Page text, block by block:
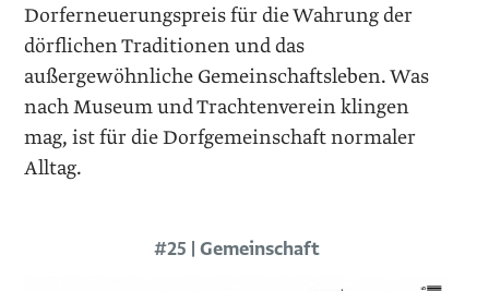
Dorferneuerungspreis für die Wahrung der
dörf­lichen ­Traditionen und das
außergewöhnliche Gemeinschaftsleben. Was
nach Museum und Trachtenverein klingen
mag, ist für die Dorfgemeinschaft normaler
Alltag.
#25 | Gemeinschaft